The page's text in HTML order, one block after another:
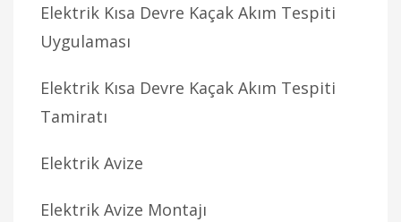
Elektrik Kısa Devre Kaçak Akım Tespiti
Uygulaması
Elektrik Kısa Devre Kaçak Akım Tespiti
Tamiratı
Elektrik Avize
Elektrik Avize Montajı